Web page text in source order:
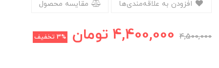
مقایسه محصول
4,500,000
4,400,000 تومان 3% تخفیف